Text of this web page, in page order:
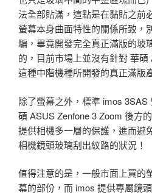
法全部貼滿，這點是在黏貼之前
螢幕本身曲面特性的關係所致，
騙，畢竟開發完全真正滿版的玻
的，目前市場上並沒有針對 華碩
這種中階機種所開發的真正滿版
除了螢幕之外，標準 imos
碩 ASUS Zenfone 3 Zoom 後方
提供相機多一層的保護，進而避
相機鏡頭玻璃刮出紋路的狀況！
值得注意的是，一般市面上買的
幕的部份，而 imos 提供專屬鏡